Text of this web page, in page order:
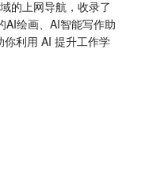
的上网导航，收录了
AI绘画、AI智能写作助
利用 AI 提升工作学